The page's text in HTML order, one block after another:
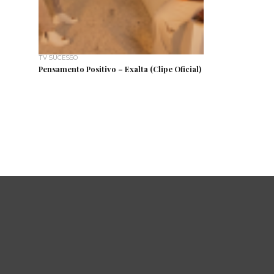
TV SUCESSO
Pensamento Positivo – Exalta (Clipe Oficial)